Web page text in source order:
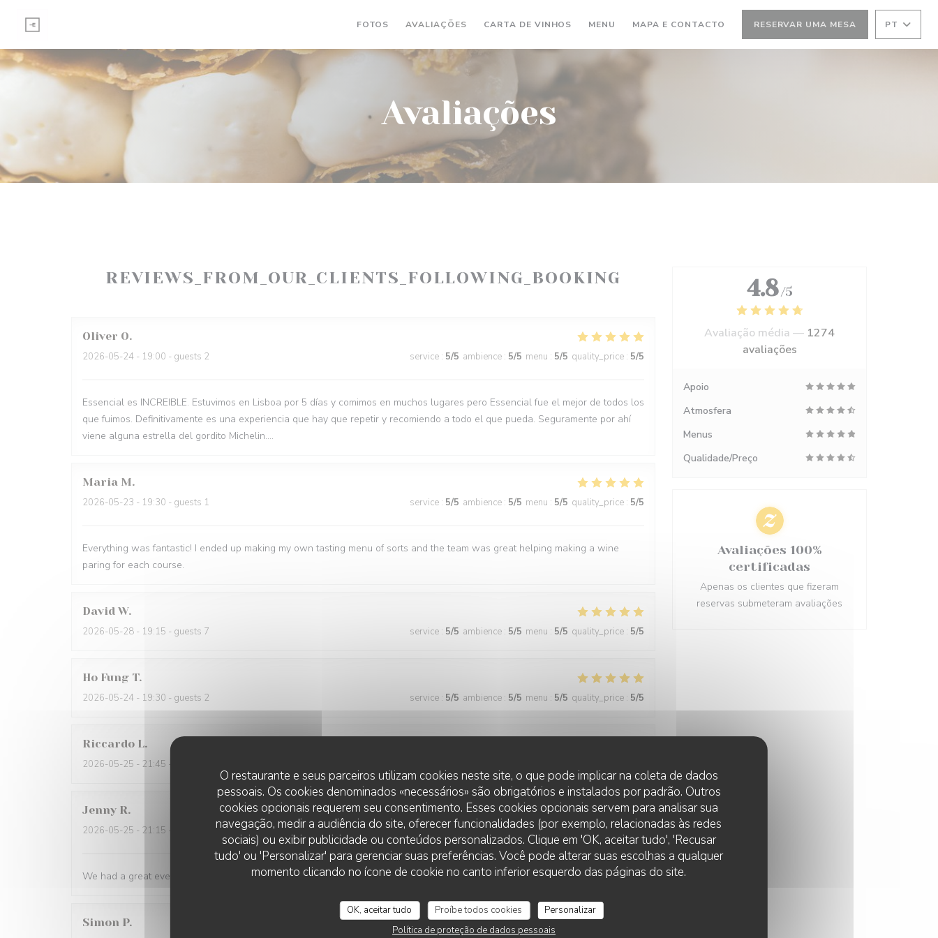
O restaurante e seus parceiros utilizam cookies neste site, o que pode implicar na coleta de dados
pessoais. Os cookies denominados «necessários» são obrigatórios e instalados por padrão. Outros
cookies opcionais requerem seu consentimento. Esses cookies opcionais servem para analisar sua
navegação, medir a audiência do site, oferecer funcionalidades (por exemplo, relacionadas às redes
sociais) ou exibir publicidade ou conteúdos personalizados. Clique em 'OK, aceitar tudo', 'Recusar
tudo' ou 'Personalizar' para gerenciar suas preferências. Você pode alterar suas escolhas a qualquer
momento clicando no ícone de cookie no canto inferior esquerdo das páginas do site.
OK, aceitar tudo Proíbe todos cookies
Personalizar
Política de proteção de dados pessoais
FOTOS AVALIAÇÕES CARTA DE VINHOS ((ABRE NUMA NOVA JANELA))
MENU ((ABRE NUMA NOVA JANELA))
MAPA E CONTACTO RESERVAR UMA MESA PT
Avaliações
REVIEWS_FROM_OUR_CLIENTS_FOLLOWING_BOOKING
Oliver O
2026-05-24 - 19:00 - guests 2 service : 5/5 ambience : 5/5 menu : 5/5 quality_price : 5/5
Essencial es INCREIBLE. Estuvimos en Lisboa por 5 días y comimos en muchos lugares pero Essencial fue el mejor de todos los
que fuimos. Definitivamente es una experiencia que hay que repetir y recomiendo a todo el que pueda. Seguramente por ahí
viene alguna estrella del gordito Michelin....
Maria M
2026-05-23 - 19:30 - guests 1 service : 5/5 ambience : 5/5 menu : 5/5 quality_price : 5/5
Everything was fantastic! I ended up making my own tasting menu of sorts and the team was great helping making a wine
paring for each course.
David W
2026-05-28 - 19:15 - guests 7 service : 5/5 ambience : 5/5 menu : 5/5 quality_price : 5/5
Ho Fung T
2026-05-24 - 19:30 - guests 2 service : 5/5 ambience : 5/5 menu : 5/5 quality_price : 5/5
Riccardo L
2026-05-25 - 21:45 - guests 2
Jenny R
2026-05-25 - 21:15 - guests 2 service:5 /5 ambience:5/5 menu: 5 /5 quality_price:5/5
We had a great evening at Essencial. The staff was wonderful and the food was excellent!
Simon P
4.8 /5
Avaliação média — 1274
avaliações
Apoio
Atmosfera
Menus
Qualidade/Preço
Avaliações 100%
certificadas
Apenas os clientes que fizeram
reservas submeteram avaliações